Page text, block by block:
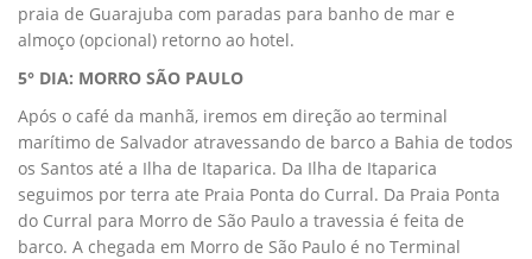
praia de Guarajuba com paradas para banho de mar e
almoço (opcional) retorno ao hotel.
5° DIA: MORRO SÃO PAULO
Após o café da manhã, iremos em direção ao terminal
marítimo de Salvador atravessando de barco a Bahia de todos
os Santos até a Ilha de Itaparica. Da Ilha de Itaparica
seguimos por terra ate Praia Ponta do Curral. Da Praia Ponta
do Curral para Morro de São Paulo a travessia é feita de
barco. A chegada em Morro de São Paulo é no Terminal